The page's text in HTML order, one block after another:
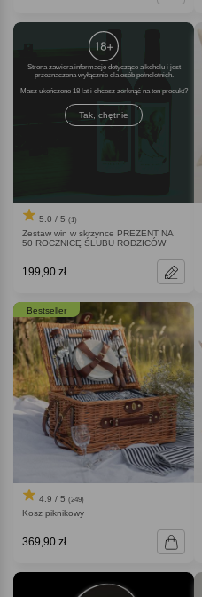
Strona zawiera informacje dotyczące alkoholu i jest
przeznaczona wyłącznie dla osób pełnoletnich.
Masz ukończone 18 lat i chcesz zerknąć na ten produkt
Tak, chętnie
5.0 / 5 (1)
Zestaw win w skrzynce PREZENT NA
50 ROCZNICĘ ŚLUBU RODZICÓW
199,90 zł
Bestseller
4.9 / 5 (249)
Kosz piknikowy
369,90 zł